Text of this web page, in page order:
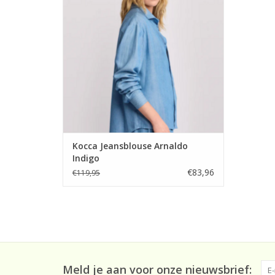
Kocca Jeansblouse Arnaldo
Indigo
€119,95 €83,96
Meld je aan voor onze nieuwsbrief: